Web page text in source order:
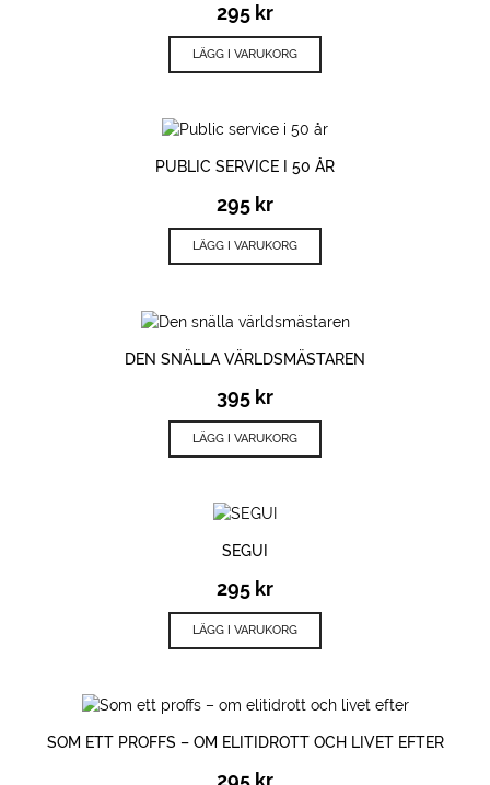
295 kr
LÄGG I VARUKORG
PUBLIC SERVICE I 50 ÅR
295 kr
LÄGG I VARUKORG
DEN SNÄLLA VÄRLDSMÄSTAREN
395 kr
LÄGG I VARUKORG
SEGUI
295 kr
LÄGG I VARUKORG
SOM ETT PROFFS – OM ELITIDROTT OCH LIVET EFTER